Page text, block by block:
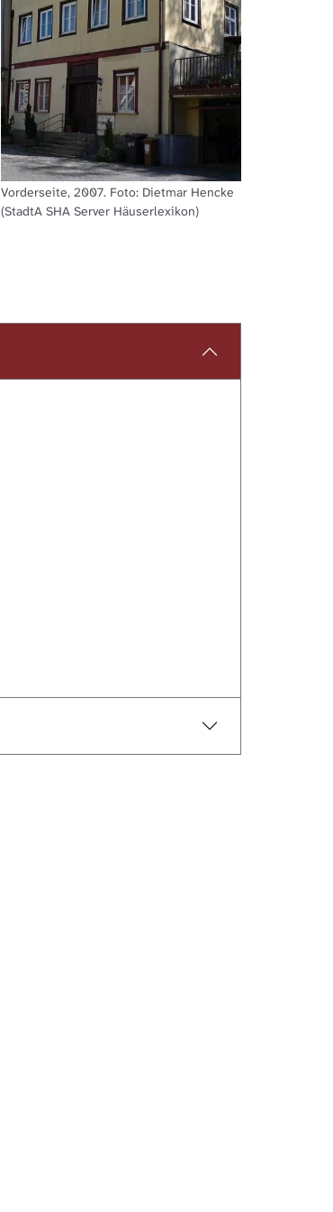
Vorderseite, 2007. Foto: Dietmar Hencke
(StadtA SHA Server Häuserlexikon)